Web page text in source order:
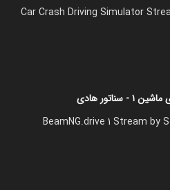
Car Crash Driving Simulator
سناتور هادی
BeamNG.drive 1 Stream by